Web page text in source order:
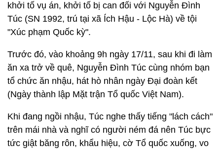
khởi tố vụ án, khởi tố bị can đối với Nguyễn Đình
Túc (SN 1992, trú tại xã Ích Hậu - Lộc Hà) về tội
"Xúc phạm Quốc kỳ".
Trước đó, vào khoảng 9h ngày 17/11, sau khi đi làm
ăn xa trở về quê, Nguyễn Đình Túc cùng nhóm bạn
tổ chức ăn nhậu, hát hò nhân ngày Đại đoàn kết
(Ngày thành lập Mặt trận Tổ quốc Việt Nam).
Khi đang ngồi nhậu, Túc nghe thấy tiếng "lách cách"
trên mái nhà và nghĩ có người ném đá nên Túc bực
tức giật băng rôn, khẩu hiệu, cờ Tổ quốc xuống, vo